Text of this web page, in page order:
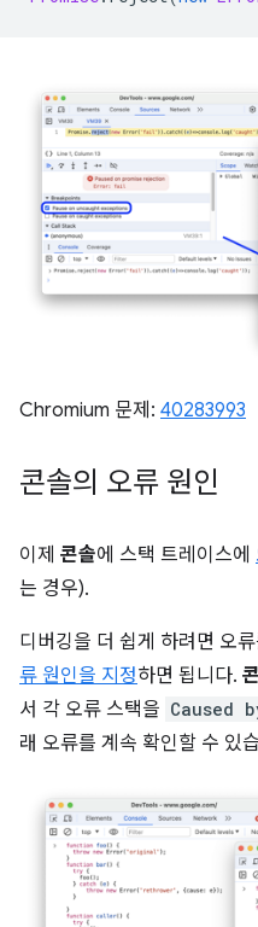
Chromium 문제: 40283993
콘솔의 오류 원인
이제 콘솔에 스택 트레이스에
는 경우).
디버깅을 더 쉽게 하려면 오
류 원인을 지정하면 됩니다.
서 각 오류 스택을 Caused
래 오류를 계속 확인할 수 있